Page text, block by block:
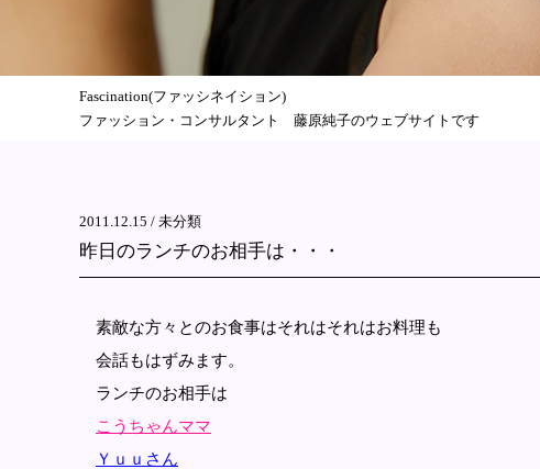
Fascination(ファッシネイション)
ファッション・コンサルタント 藤原純子のウェブサイトです
2011.12.15 / 未分類
昨日のランチのお相手は・・・
素敵な方々とのお食事はそれはそれはお料理も
会話もはずみます。
ランチのお相手は
こうちゃんママ
Ｙｕｕさん